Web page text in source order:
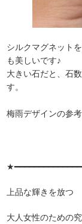
シルクマグネット
も美しいです♪
大きい石だと、石
す。
梅雨デザインの参
上品な輝きを放つ
大人女性のための